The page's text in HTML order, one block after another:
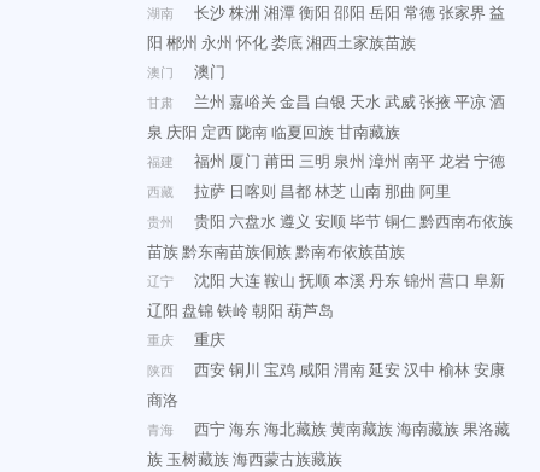
湖南 长沙株洲 湘潭衡阳 邵阳 岳阳 常德张家界 益
阳 郴州 永州 怀化娄底湘西土家族苗族
澳门 澳门
甘肃 兰州 嘉峪关 金昌 白银 天水武威张掖平凉酒
泉 庆阳 定西陇南临夏回族甘南藏族
福建 福州 厦门 莆田 三明 泉州 漳州 南平龙岩宁德
西藏 拉萨 日喀则 昌都林芝 山南那曲 阿里
贵州 贵阳 六盘水遵义 安顺毕节铜仁黔西南布依族
苗族黔东南苗族侗族黔南布依族苗族
辽宁 沈阳 大连鞍山 抚顺本溪丹东锦州 营口 阜新
辽阳 盘锦铁岭朝阳 葫芦岛
重庆 重庆
陕西 西安铜川 宝鸡 咸阳 渭南延安汉中 榆林安康
商洛
青海 西宁海东海北藏族黄南藏族海南藏族果洛藏
族 玉树藏族海西蒙古族藏族